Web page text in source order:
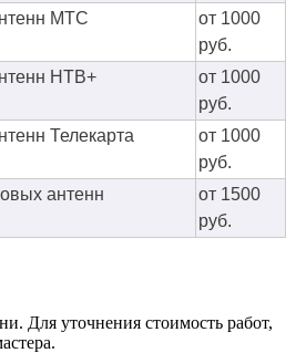
МТС
от 1000
руб.
НТВ+
от 1000
руб.
Телекарта
от 1000
руб.
антенн
от 1500
руб.
Для уточнения стоимость работ,